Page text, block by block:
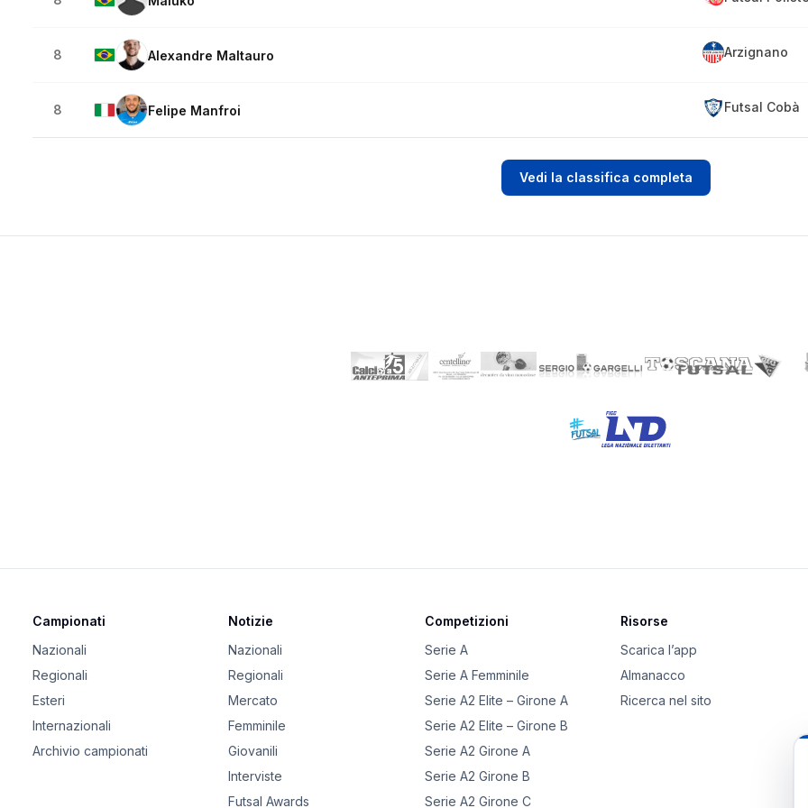
8 Alexandre Maltauro Arzignano
8 Felipe Manfroi Futsal Cobà
Vedi la classifica completa
Campionati
Nazionali
Regionali
Esteri
Internazionali
Archivio campionati
Notizie
Nazionali
Regionali
Mercato
Femminile
Giovanili
Interviste
Futsal Awards
Competizioni
Serie A
Serie A Femminile
Serie A2 Elite – Girone A
Serie A2 Elite – Girone B
Serie A2 Girone A
Serie A2 Girone B
Serie A2 Girone C
Risorse
Scarica l’app
Almanacco
Ricerca nel sito